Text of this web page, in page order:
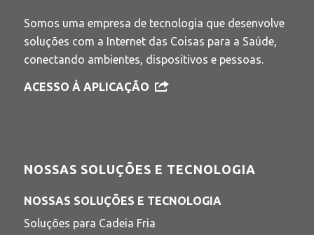
Somos uma empresa de tecnologia que desenvolve
soluções com a Internet das Coisas para a Saúde,
conectando ambientes, dispositivos e pessoas.
ACESSO À APLICAÇÃO
NOSSAS SOLUÇÕES E TECNOLOGIA
NOSSAS SOLUÇÕES E TECNOLOGIA
Soluções para Cadeia Fria